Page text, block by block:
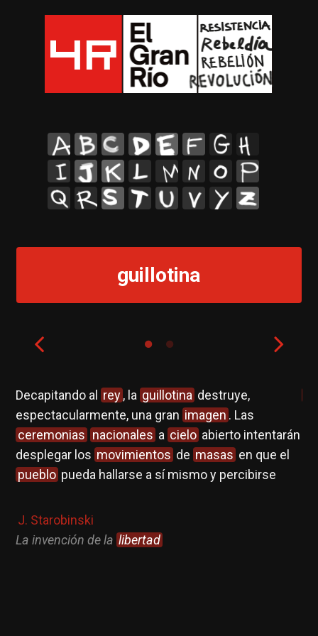
A B C D E F G
H
I
J K L M N O
P
guillotina
Decapitando al rey, la guillotina destruye,
espectacularmente, una gran imagen . Las
ceremonias nacionales a cielo abierto intentarán
desplegar los movimientos de masas en que el
pueblo pueda hallarse a sí mismo y percibirse
J. Starobinski
La invención de la libertad